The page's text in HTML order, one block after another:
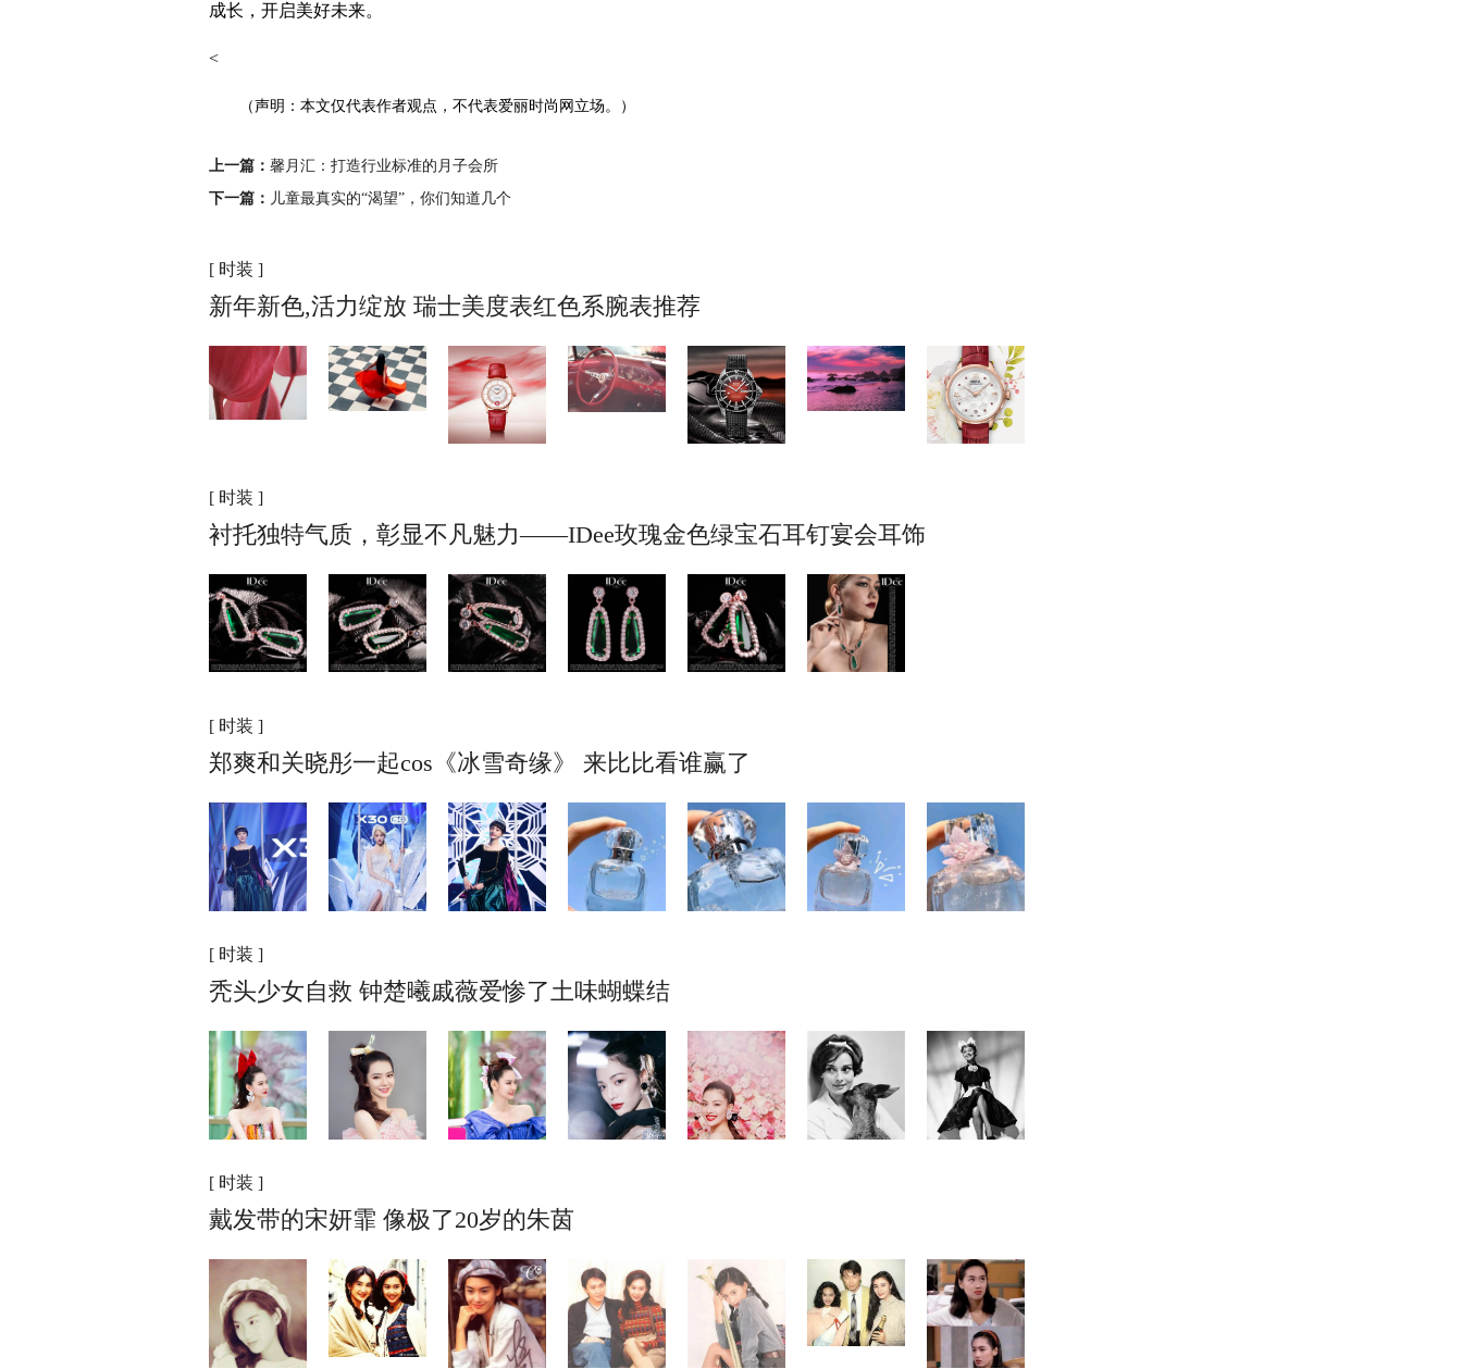
成长，开启美好未来。
<
（声明：本文仅代表作者观点，不代表爱丽时尚网立场。）
上一篇： 馨月汇：打造行业标准的月子会所
下一篇： 儿童最真实的“渴望”，你们知道几个
[ 时装 ]
新年新色,活力绽放 瑞士美度表红色系腕表推荐
[ 时装 ]
衬托独特气质，彰显不凡魅力——IDee玫瑰金色绿宝石耳钉宴会耳饰
[ 时装 ]
郑爽和关晓彤一起cos《冰雪奇缘》 来比比看谁赢了
[ 时装 ]
秃头少女自救 钟楚曦戚薇爱惨了土味蝴蝶结
[ 时装 ]
戴发带的宋妍霏 像极了20岁的朱茵